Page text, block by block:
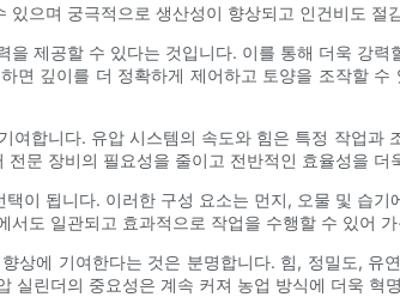
으며 궁극적으로 생산성이 향상되고 인건비도 절
제공할 수 있다는 것입니다. 이를 통해 더욱 강
깊이를 더 정확하게 제어하고 토양을 조작할
합니다. 유압 시스템의 속도와 힘은 특정 작업과
문 장비의 필요성을 줄이고 전반적인 효율성을 더
이 됩니다. 이러한 구성 요소는 먼지, 오물 및 습
도 일관되고 효과적으로 작업을 수행할 수 있어
에 기여한다는 것은 분명합니다. 힘, 정밀도, 유
린더의 중요성은 계속 커져 농업 방식에 더욱 혁